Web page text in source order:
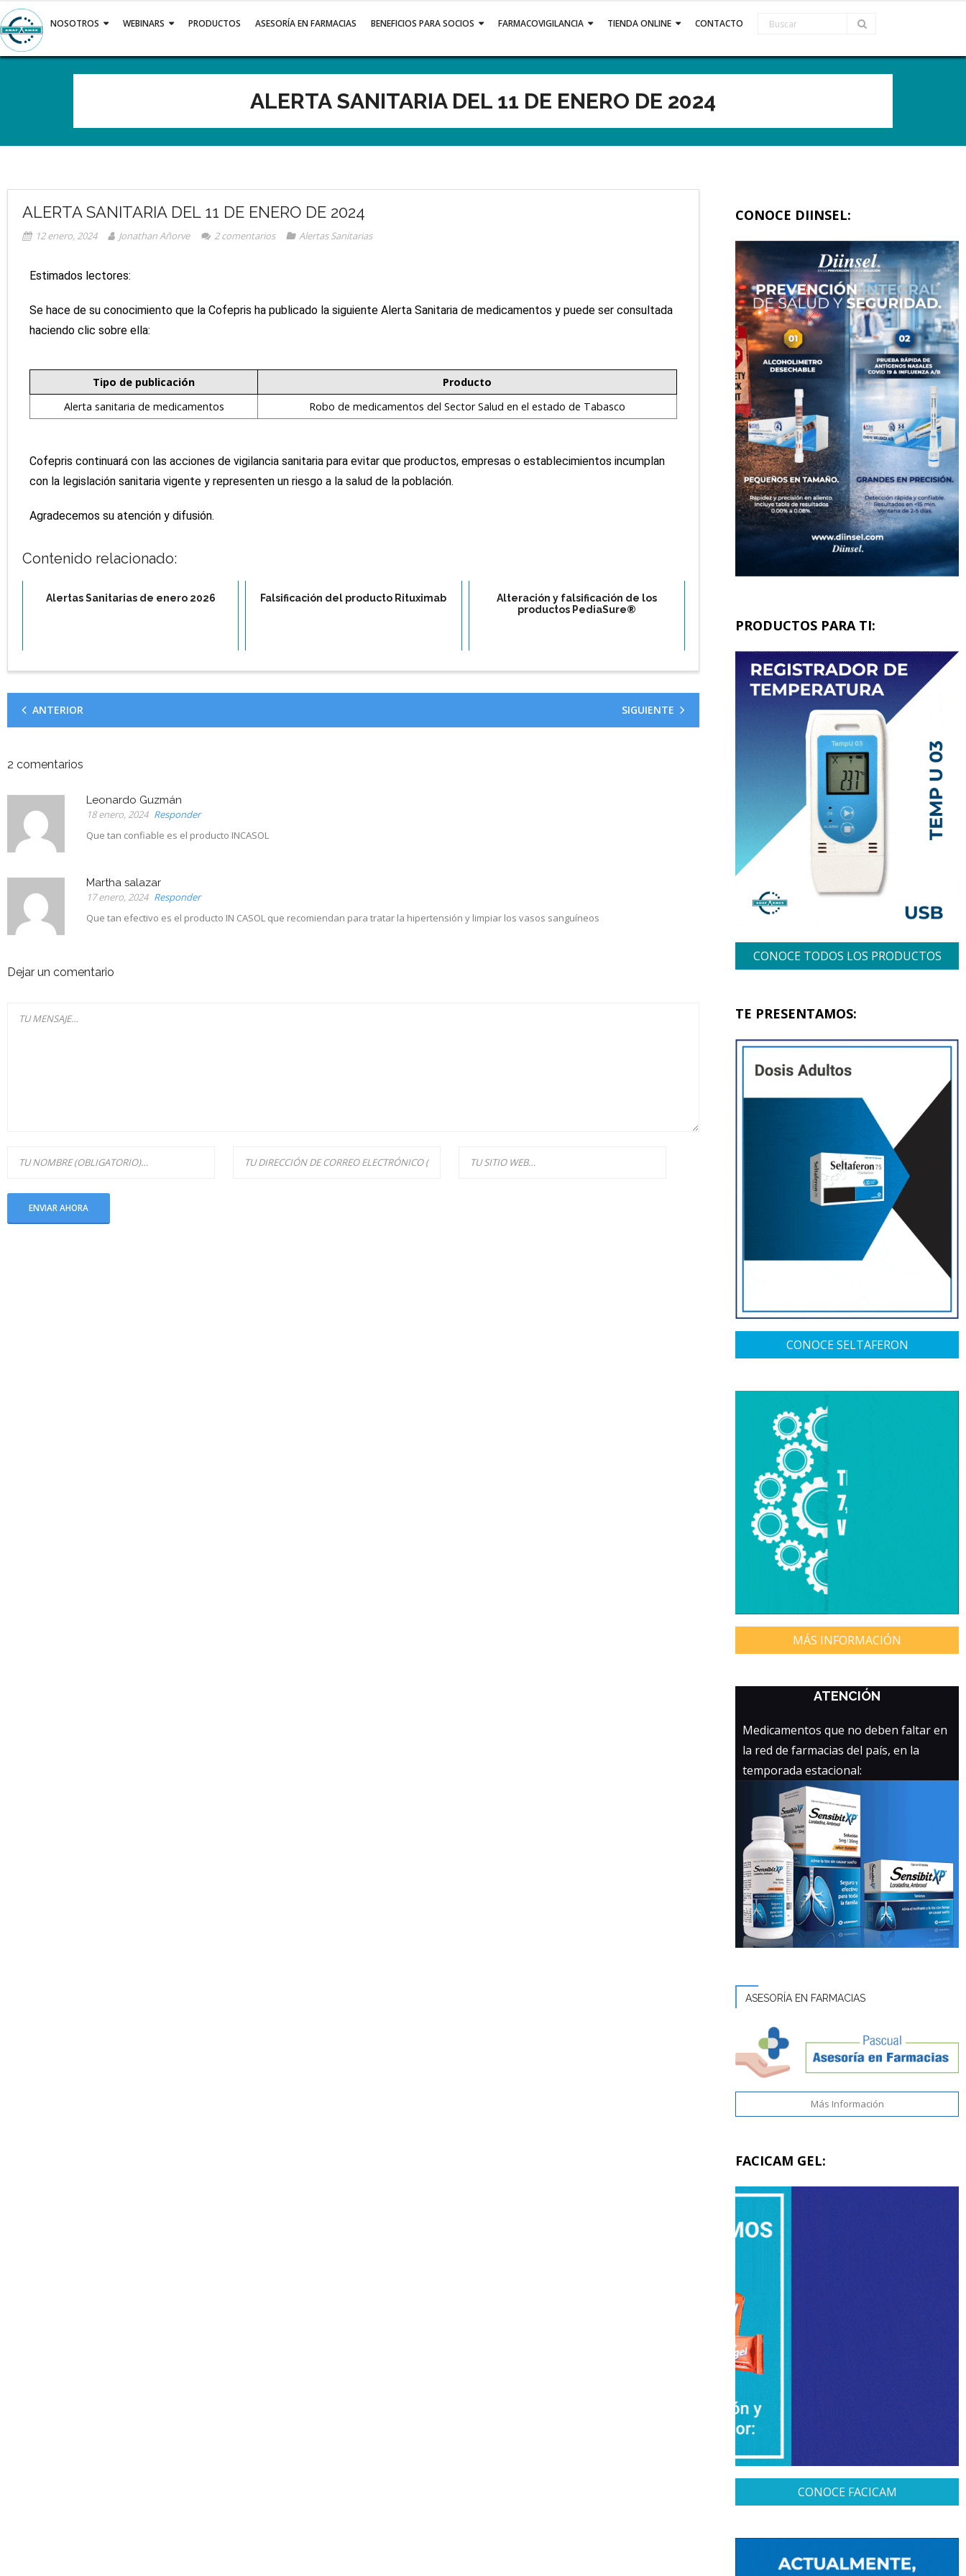
NOSOTROS WEBINARS PRODUCTOS ASESORÍA EN FARMACIAS BENEFICIOS PARA SOCIOS FARMACOVIGILANCIA TIENDA ONLINE CONTACTO
ALERTA SANITARIA DEL 11 DE ENERO DE 2024
ALERTA SANITARIA DEL 11 DE ENERO DE 2024
12 enero, 2024 Jonathan Añorve 2 comentarios Alertas Sanitarias
Estimados lectores:
Se hace de su conocimiento que la Cofepris ha publicado la siguiente Alerta Sanitaria de medicamentos y puede ser consultada
haciendo clic sobre ella:
Tipo de publicación
Producto
Alerta sanitaria de medicamentos
Robo de medicamentos del Sector Salud en el estado de Tabasco
Cofepris continuará con las acciones de vigilancia sanitaria para evitar que productos, empresas o establecimientos incumplan
con la legislación sanitaria vigente y representen un riesgo a la salud de la población.
Agradecemos su atención y difusión.
Contenido relacionado:
Alertas Sanitarias de enero 2026 Falsificación del producto Rituximab
Alteración y falsificación de los
productos PediaSure®
ANTERIOR SIGUIENTE
2 comentarios
Leonardo Guzmán
18 enero, 2024 Responder
Que tan confiable es el producto INCASOL
Martha salazar
17 enero, 2024 Responder
Que tan efectivo es el producto IN CASOL que recomiendan para tratar la hipertensión y limpiar los vasos sanguíneos
Dejar un comentario
CONOCE DIINSEL:
PRODUCTOS PARA TI:
CONOCE TODOS LOS PRODUCTOS
TE PRESENTAMOS:
CONOCE SELTAFERON
MÁS INFORMACIÓN
ATENCIÓN
Medicamentos que no deben faltar en
la red de farmacias del país, en la
temporada estacional:
ASESORÍA EN FARMACIAS
Más Información
FACICAM GEL:
CONOCE FACICAM